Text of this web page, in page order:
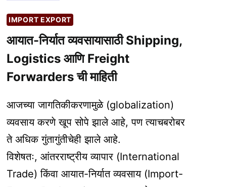
IMPORT EXPORT
आयात-निर्यात व्यवसायासाठी Shipping,
Logistics आणि Freight
Forwarders ची माहिती
आजच्या जागतिकीकरणामुळे (globalization)
व्यवसाय करणे खूप सोपे झाले आहे, पण त्याचबरोबर
ते अधिक गुंतागुंतीचेही झाले आहे.
विशेषतः, आंतरराष्ट्रीय व्यापार (International
Trade) किंवा आयात-निर्यात व्यवसाय (Import-